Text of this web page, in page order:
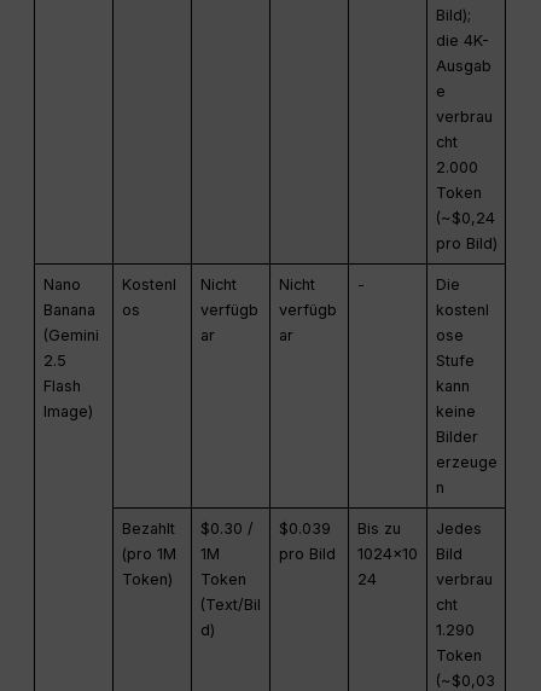
Bild);
die 4K-
Ausgab
e
verbrau
cht
2.000
Token
(~$0,24
pro Bild)
Nano
Banana
(Gemini
2.5
Flash
Image)
Kostenl
os
Nicht
verfügb
ar
Nicht
verfügb
ar
-
Die
kostenl
ose
Stufe
kann
keine
Bilder
erzeuge
n
Bezahlt
(pro 1M
Token)
$0.30 /
1M
Token
(Text/Bil
d)
$0.039
pro Bild
Bis zu
1024×10
24
Jedes
Bild
verbrau
cht
1.290
Token
(~$0,03